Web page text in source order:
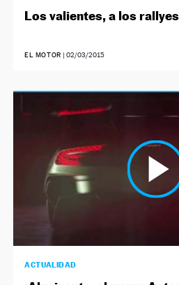
Los valientes, a los rallyes
EL MOTOR | 02/03/2015
ACTUALIDAD